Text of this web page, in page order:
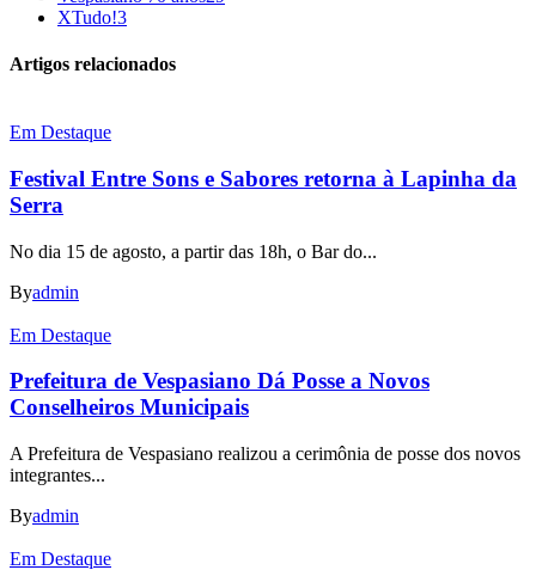
XTudo!3
Artigos relacionados
Em Destaque
Festival Entre Sons e Sabores retorna à Lapinha da
Serra
No dia 15 de agosto, a partir das 18h, o Bar do...
Byadmin
Em Destaque
Prefeitura de Vespasiano Dá Posse a Novos
Conselheiros Municipais
A Prefeitura de Vespasiano realizou a cerimônia de posse dos novos
integrantes...
Byadmin
Em Destaque